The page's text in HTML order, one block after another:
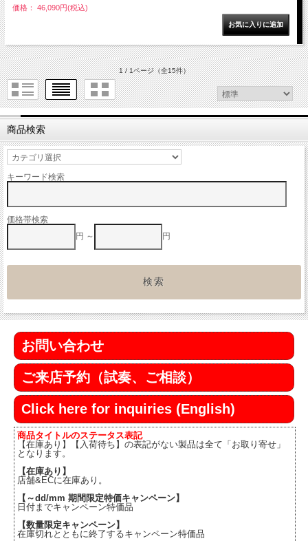
価格： 46,090円(税込)
1 / 1ページ（全15件）
商品検索
キーワード検索
価格帯検索
円 ～
円
お問い合わせ
ご来店予約（試奏、ご相談）
Click here for inquiries (English)
商品タイトルのステータス表記
【在庫あり】【入荷待ち】の表記がない製品は全て「お取り寄せ」
となります。
【在庫あり】
店舗&ECに在庫あり。
【～dd/mm 期間限定特価キャンペーン】
日付までキャンペーン特価品
【数量限定キャンペーン】
在庫切れとともに終了するキャンペーン特価品